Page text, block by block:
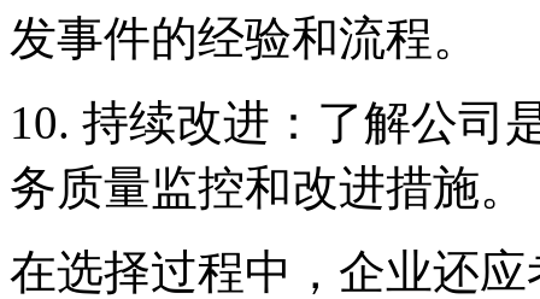
发事件的经验和流程。
10. 持续改进：了解公司
务质量监控和改进措施。
在选择过程中，企业还